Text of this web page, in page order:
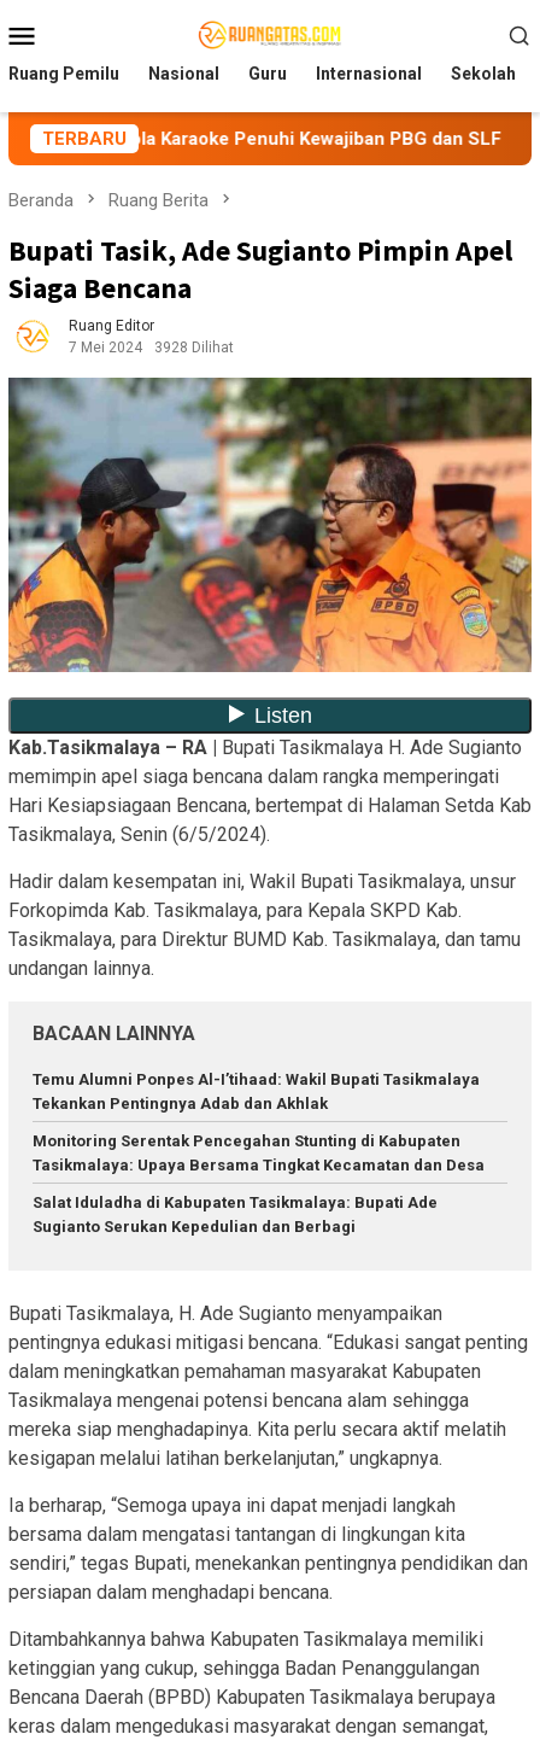
ke
kontenMobile
Ruang Pemilu Nasional Guru Internasional Sekolah
TERBARU
Karaoke Penuhi Kewajiban PBG dan SLF BEM
Beranda Ruang Berita
Bupati Tasik, Ade Sugianto Pimpin Apel
Siaga Bencana
Ruang Editor
7 Mei 2024
3928 Dilihat
Kab.Tasikmalaya – RA | Bupati Tasikmalaya H. Ade Sugianto
memimpin apel siaga bencana dalam rangka memperingati
Hari Kesiapsiagaan Bencana, bertempat di Halaman Setda Kab
Tasikmalaya, Senin (6/5/2024).
Hadir dalam kesempatan ini, Wakil Bupati Tasikmalaya, unsur
Forkopimda Kab. Tasikmalaya, para Kepala SKPD Kab.
Tasikmalaya, para Direktur BUMD Kab. Tasikmalaya, dan tamu
undangan lainnya.
BACAAN LAINNYA
Temu Alumni Ponpes Al-I’tihaad: Wakil Bupati Tasikmalaya
Tekankan Pentingnya Adab dan Akhlak
Monitoring Serentak Pencegahan Stunting di Kabupaten
Tasikmalaya: Upaya Bersama Tingkat Kecamatan dan Desa
Salat Iduladha di Kabupaten Tasikmalaya: Bupati Ade
Sugianto Serukan Kepedulian dan Berbagi
Bupati Tasikmalaya, H. Ade Sugianto menyampaikan
pentingnya edukasi mitigasi bencana. “Edukasi sangat penting
dalam meningkatkan pemahaman masyarakat Kabupaten
Tasikmalaya mengenai potensi bencana alam sehingga
mereka siap menghadapinya. Kita perlu secara aktif melatih
kesigapan melalui latihan berkelanjutan,” ungkapnya.
Ia berharap, “Semoga upaya ini dapat menjadi langkah
bersama dalam mengatasi tantangan di lingkungan kita
sendiri,” tegas Bupati, menekankan pentingnya pendidikan dan
persiapan dalam menghadapi bencana.
Ditambahkannya bahwa Kabupaten Tasikmalaya memiliki
ketinggian yang cukup, sehingga Badan Penanggulangan
Bencana Daerah (BPBD) Kabupaten Tasikmalaya berupaya
keras dalam mengedukasi masyarakat dengan semangat,